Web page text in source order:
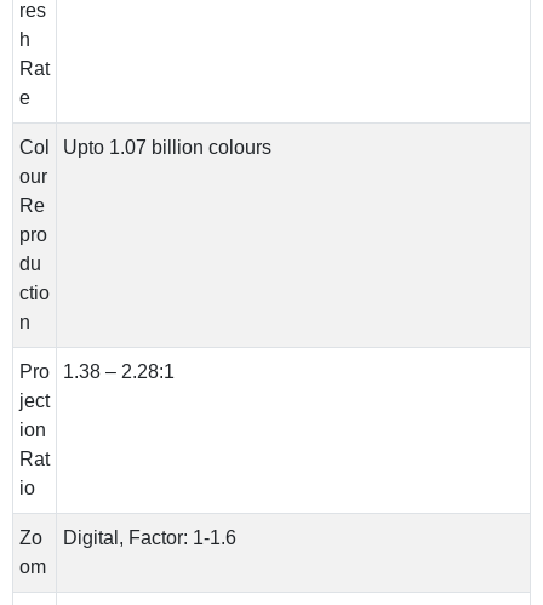
res
h
Rat
e
Col
our
Re
pro
du
ctio
n
Upto 1.07 billion colours
Pro
ject
ion
Rat
io
1.38 – 2.28:1
Zo
om
Digital, Factor: 1-1.6